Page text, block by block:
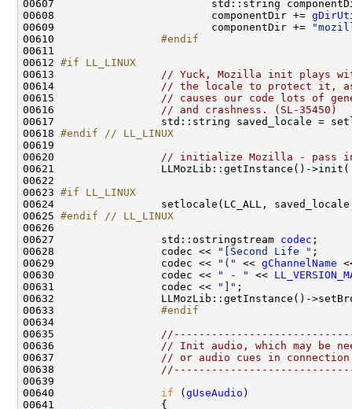
00607
std::string
00608                         componentDir +=
00609                         componentDir +=
00610
                #endif
00611
00612 #if LL_LINUX
00613
// Yuck, Mozilla init plays
00614
// the locale to protect it, as
00615
// causes our code lots of
00616
// and crashness. (SL-35450)
00617                 std::string saved_locale =
00618 #endif // LL_LINUX
00619
00620
// initialize Mozilla - pass
00621                 LLMozLib::getInstance()-
00623 #if LL_LINUX
00624
00625 #endif // LL_LINUX
00626
00627                 std::ostringstream codec
00628                 codec <<
"[Second Life "
00629                 codec <<
"(" << gChannelName
00630                 codec <<
" - " <<
00631                 codec <<
"]"
00633
                #endif
00634
00635
00636
// Init audio, which may be
00637
// or audio cues in
00638
00640 if ( gUseAudio